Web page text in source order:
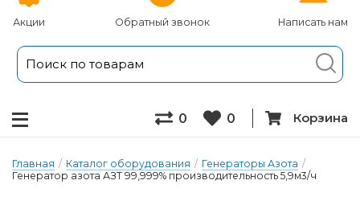
Акции Обратный звонок Написать нам
0 0 Корзина
Главная / Каталог оборудования / Генераторы Азота /
Генератор азота АЗТ 99,999% производительность 5,9м3/ч